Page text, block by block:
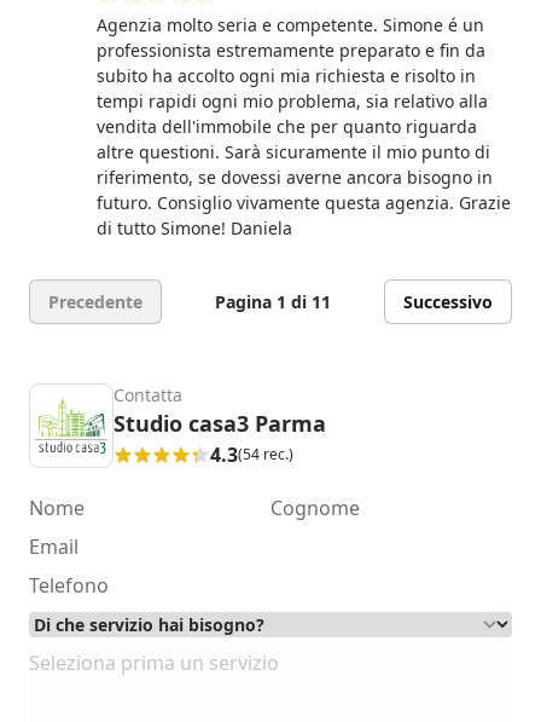
5 su 5 stelle
Agenzia molto seria e competente. Simone é un
professionista estremamente preparato e fin da
subito ha accolto ogni mia richiesta e risolto in
tempi rapidi ogni mio problema, sia relativo alla
vendita dell'immobile che per quanto riguarda
altre questioni. Sarà sicuramente il mio punto di
riferimento, se dovessi averne ancora bisogno in
futuro. Consiglio vivamente questa agenzia. Grazie
di tutto Simone! Daniela
Precedente Pagina 1 di 11 Successivo
Contatta
Studio casa3 Parma
4.3(54 rec.)